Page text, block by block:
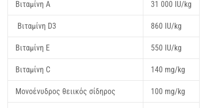
Βιταμίνη Α 31 000 IU/kg
Βιταμίνη D3 860 IU/kg
Βιταμίνη Ε 550 IU/kg
Βιταμίνη C 140 mg/kg
Μονοένυδρος θειικός σίδηρος 100 mg/kg